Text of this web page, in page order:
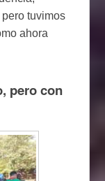
tuvimos
ahora
pero con